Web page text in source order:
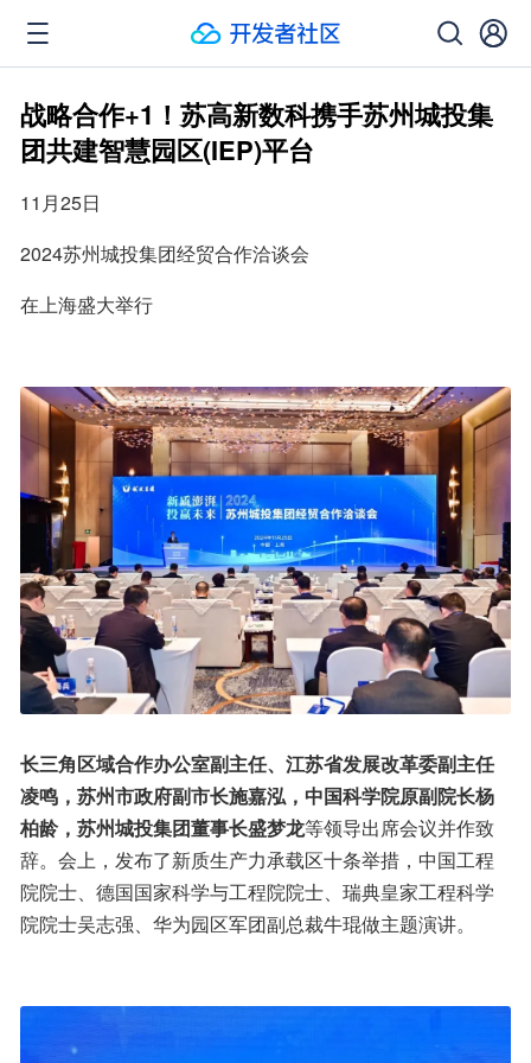
战略合作+1！苏高新数科携手苏州城投集
团共建智慧园区(IEP)平台
11月25日
2024苏州城投集团经贸合作洽谈会
在上海盛大举行
长三角区域合作办公室副主任、江苏省发展改革委副主任
凌鸣，苏州市政府副市长施嘉泓，中国科学院原副院长杨
柏龄，苏州城投集团董事长盛梦龙等领导出席会议并作致
辞。会上，发布了新质生产力承载区十条举措，中国工程
院院士、德国国家科学与工程院院士、瑞典皇家工程科学
院院士吴志强、华为园区军团副总裁牛琨做主题演讲。